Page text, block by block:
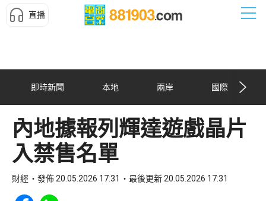
直播
即時新聞 本地 兩岸 國際
內地據報列輝達遊戲晶片
入禁售名單
財經 發佈 20.05.2026 17:31 最後更新 20.05.2026 17:31
Share to Facebook
Share to WhatsApp